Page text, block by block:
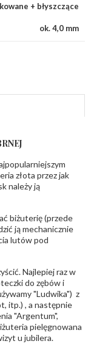
+ błyszczące
ok. 4,0 mm
22 45-805
+48 77 54 90 100;
biuro@stelmach.pl
poniżej 3 lat
zawierają nikiel
złota przez jak
należy ją
biżuterię (przede
ją mechanicznie
lutów pod
Najlepiej raz w
do zębów i
"Ludwika") z
itp.) , a następnie
"Argentum",
pielęgnowana
u jubilera.